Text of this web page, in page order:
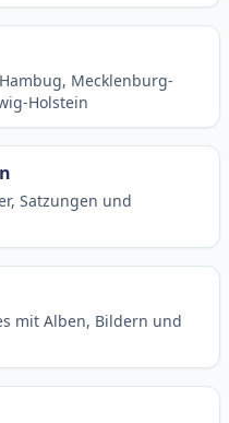
Mecklenburg-
Holstein
Satzungen und
mit Alben, Bildern und